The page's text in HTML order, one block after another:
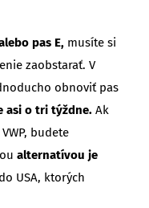
pas E,musíte si
zaobstarať. V
obnoviť pas
asi o tri týždne.Ak
budete
alternatívou je
USA, ktorých